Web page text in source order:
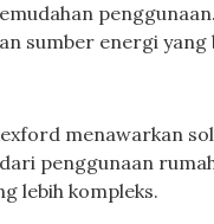
sumber energi yang
menawarkan
penggunaan
lebih kompleks.